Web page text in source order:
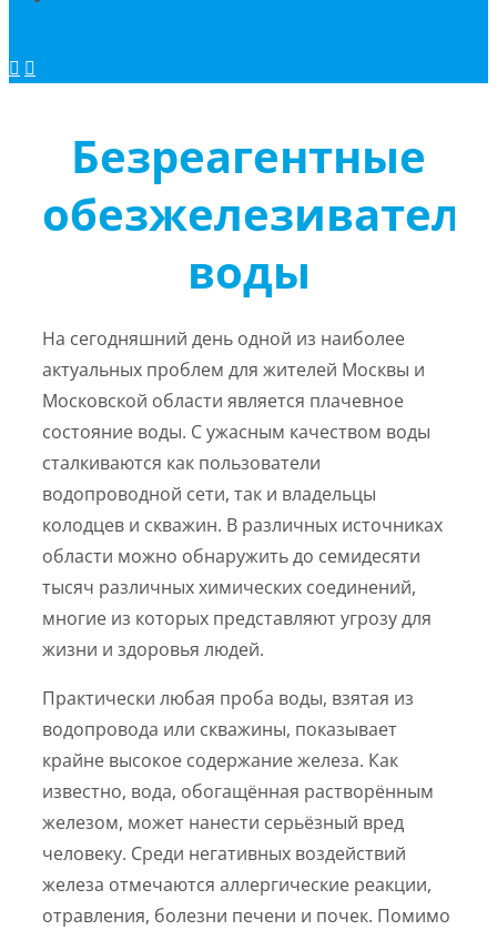
Безреагентные
обезжелезиватели
воды
На сегодняшний день одной из наиболее
актуальных проблем для жителей Москвы и
Московской области является плачевное
состояние воды. С ужасным качеством воды
сталкиваются как пользователи
водопроводной сети, так и владельцы
колодцев и скважин. В различных источниках
области можно обнаружить до семидесяти
тысяч различных химических соединений,
многие из которых представляют угрозу для
жизни и здоровья людей.
Практически любая проба воды, взятая из
водопровода или скважины, показывает
крайне высокое содержание железа. Как
известно, вода, обогащённая растворённым
железом, может нанести серьёзный вред
человеку. Среди негативных воздействий
железа отмечаются аллергические реакции,
отравления, болезни печени и почек. Помимо